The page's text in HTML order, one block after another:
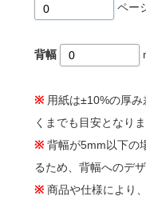
ペ
背幅
※用紙は±10%の厚み
くまでも目安となり
※背幅が5mm以下の
るため、背幅へのデ
※商品や仕様により